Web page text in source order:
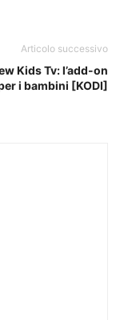
Articolo successivo
Kids Tv: l’add-on
i bambini [KODI]